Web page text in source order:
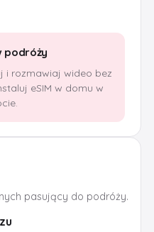
podróży
i rozmawiaj wideo bez
eSIM w domu w
pasujący do podróży.